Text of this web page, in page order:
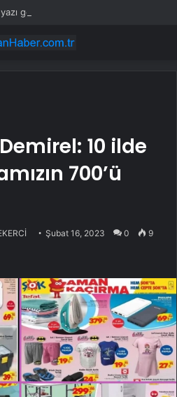
10 ilde
700’ü
Şubat 16, 2023 0 9